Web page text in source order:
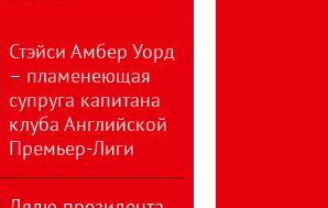
Стэйси Амбер Уорд
– пламенеющая
супруга капитана
клуба Английской
Премьер-Лиги